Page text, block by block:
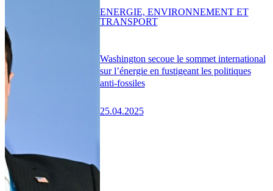
Washington secoue le sommet international
sur l’énergie en fustigeant les politiques
anti-fossiles
25.04.2025
ENERGIE, ENVIRONNEMENT ET
TRANSPORT